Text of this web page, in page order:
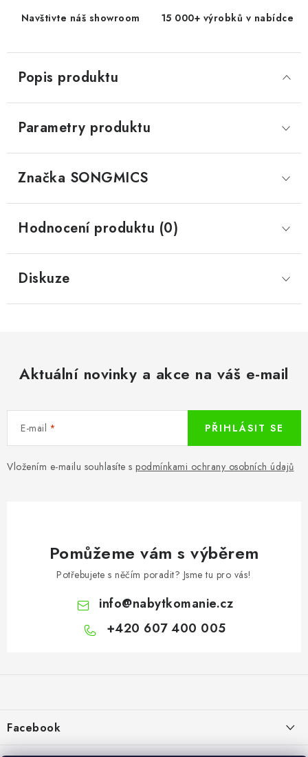
Navštivte náš showroom 15 000+ výrobků v nabídce
Popis produktu
Parametry produktu
Značka SONGMICS
Hodnocení produktu (0)
Diskuze
Aktuální novinky a akce na váš e-mail
E-mail
Vložením e-mailu souhlasíte s podmínkami ochrany osobních údajů
PŘIHLÁSIT SE
Pomůžeme vám s výběrem
Potřebujete s něčím poradit? Jsme tu pro vás!
info@nabytkomanie.cz
+420 607 400 005
aFacebook